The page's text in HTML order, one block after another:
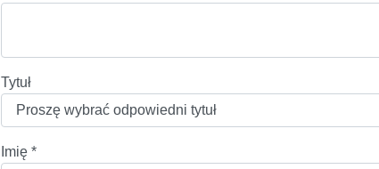
Tytuł
Imię *